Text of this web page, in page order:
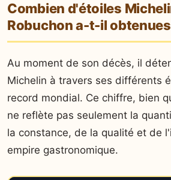
Combien d'étoiles
Robuchon a-t-il
Au moment de son décès, il
Michelin à travers ses différents
record mondial. Ce chiffre, bien
ne reflète pas seulement la
la constance, de la qualité et de
empire gastronomique.